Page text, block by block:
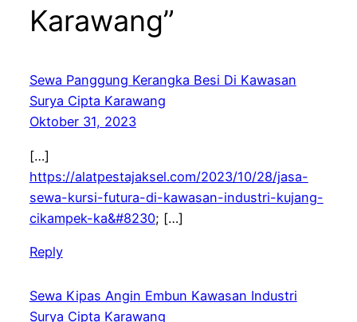
Karawang”
Sewa Panggung Kerangka Besi Di Kawasan
Surya Cipta Karawang
Oktober 31, 2023
[…]
https://alatpestajaksel.com/2023/10/28/jasa-
sewa-kursi-futura-di-kawasan-industri-kujang-
cikampek-ka&#8230; […]
Reply
Sewa Kipas Angin Embun Kawasan Industri
Surya Cipta Karawang